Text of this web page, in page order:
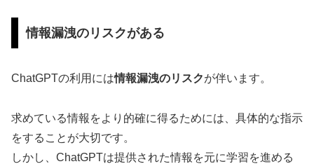
情報漏洩のリスクがある
ChatGPTの利用には情報漏洩のリスクが伴います。
求めている情報をより的確に得るためには、具体的な指示
をすることが大切です。
しかし、ChatGPTは提供された情報を元に学習を進める